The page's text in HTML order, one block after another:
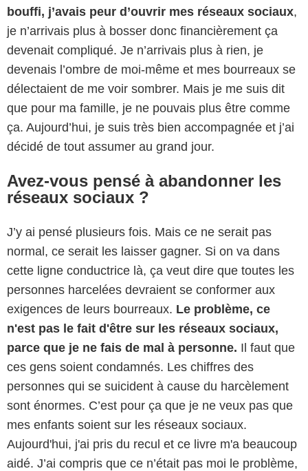
bouffi, j’avais peur d’ouvrir mes réseaux sociaux,
je n’arrivais plus à bosser donc financièrement ça
devenait compliqué. Je n’arrivais plus à rien, je
devenais l’ombre de moi-même et mes bourreaux se
délectaient de me voir sombrer. Mais je me suis dit
que pour ma famille, je ne pouvais plus être comme
ça. Aujourd’hui, je suis très bien accompagnée et j’ai
décidé de tout assumer au grand jour.
Avez-vous pensé à abandonner les
réseaux sociaux ?
J’y ai pensé plusieurs fois. Mais ce ne serait pas
normal, ce serait les laisser gagner. Si on va dans
cette ligne conductrice là, ça veut dire que toutes les
personnes harcelées devraient se conformer aux
exigences de leurs bourreaux. Le problème, ce
n'est pas le fait d'être sur les réseaux sociaux,
parce que je ne fais de mal à personne. Il faut que
ces gens soient condamnés. Les chiffres des
personnes qui se suicident à cause du harcèlement
sont énormes. C’est pour ça que je ne veux pas que
mes enfants soient sur les réseaux sociaux.
Aujourd'hui, j'ai pris du recul et ce livre m'a beaucoup
aidé. J’ai compris que ce n’était pas moi le problème,